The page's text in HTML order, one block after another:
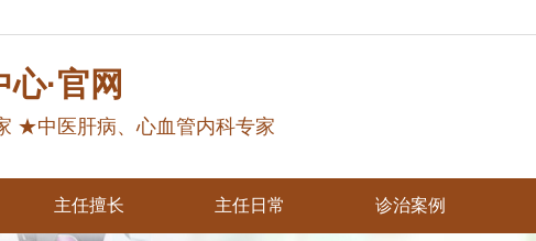
·官网
★中医肝病、心血管内科专家
主任擅长 主任日常 诊治案例